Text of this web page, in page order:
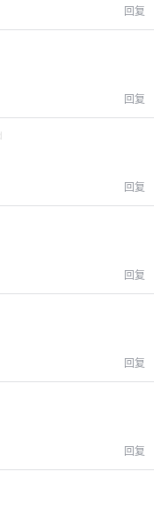
回复
回复
回复
回复
回复
回复